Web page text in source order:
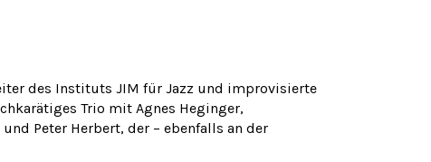
des Instituts JIM für Jazz und improvisierte
Trio mit Agnes Heginger,
Peter Herbert, der – ebenfalls an der